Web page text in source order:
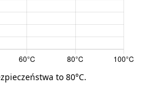
to 80°C.